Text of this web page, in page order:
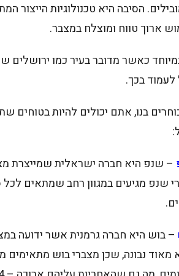
הסיבה היא טכנולוגיות
ארוך טווח ומוצלח במצבר.
כאשר מדובר בעיר כמו
לעמוד בכך.
בנו, אתם יכולים להיות בטוחים
– בוש היא חברה גרמנית אשר ידועה
מאוד נבונה, שכן מצברי בוש מתאימים